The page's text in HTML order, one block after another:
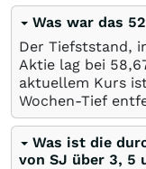
Was war das
Der Tiefststand,
Aktie lag bei
aktuellem Kurs
Wochen-Tief
Was ist die
von SJ über 3, 5